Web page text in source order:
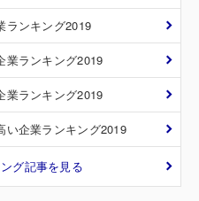
ランキング2019
業ランキング2019
業ランキング2019
い企業ランキング2019
グ記事を見る